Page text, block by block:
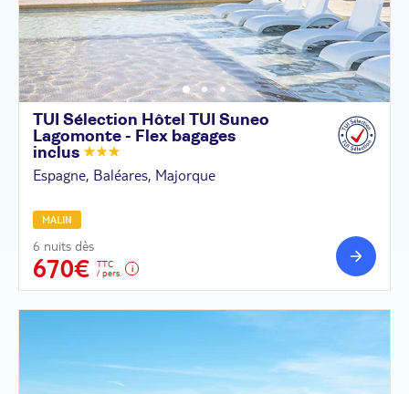
TUI Sélection Hôtel TUI Suneo
Lagomonte - Flex bagages
inclus
Espagne, Baléares, Majorque
MALIN
6 nuits dès
670€
TTC
/ pers.